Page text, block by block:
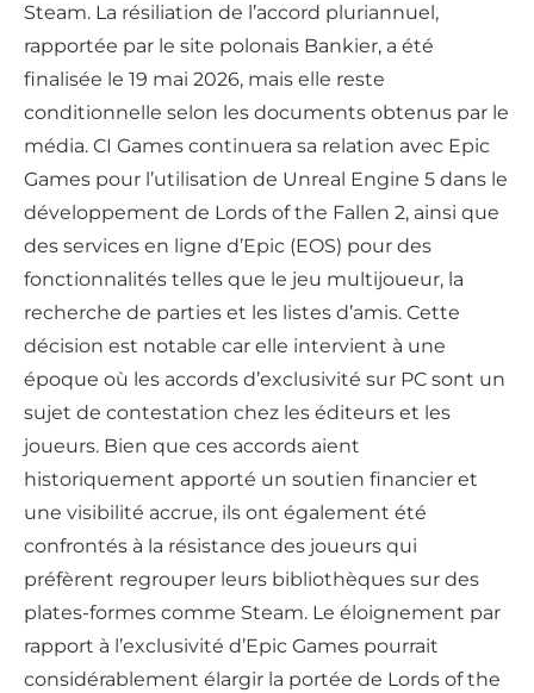
Steam. La résiliation de l’accord pluriannuel,
rapportée par le site polonais Bankier, a été
finalisée le 19 mai 2026, mais elle reste
conditionnelle selon les documents obtenus par le
média. CI Games continuera sa relation avec Epic
Games pour l’utilisation de Unreal Engine 5 dans le
développement de Lords of the Fallen 2, ainsi que
des services en ligne d’Epic (EOS) pour des
fonctionnalités telles que le jeu multijoueur, la
recherche de parties et les listes d’amis. Cette
décision est notable car elle intervient à une
époque où les accords d’exclusivité sur PC sont un
sujet de contestation chez les éditeurs et les
joueurs. Bien que ces accords aient
historiquement apporté un soutien financier et
une visibilité accrue, ils ont également été
confrontés à la résistance des joueurs qui
préfèrent regrouper leurs bibliothèques sur des
plates-formes comme Steam. Le éloignement par
rapport à l’exclusivité d’Epic Games pourrait
considérablement élargir la portée de Lords of the